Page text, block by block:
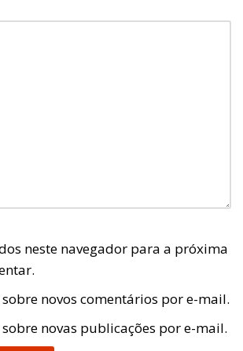
neste navegador para a próxima
novos comentários por e-mail.
novas publicações por e-mail.